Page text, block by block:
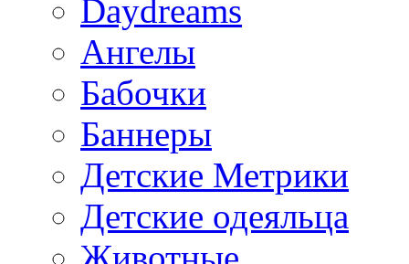
Daydreams
Ангелы
Бабочки
Баннеры
Детские Метрики
Детские одеяльца